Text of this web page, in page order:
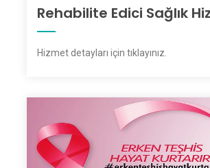
Rehabilite Edici Sağlık
Hizmet detayları için tıklayınız